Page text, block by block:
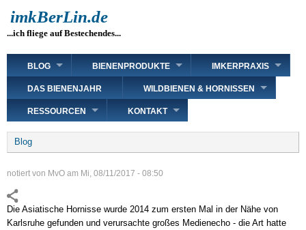
zum
Inhalt
imkBerLin.de
...ich fliege auf Bestechendes...
Main
navigation
BLOG BIENENPRODUKTE IMKERPRAXIS
DAS BIENENJAHR WILDBIENEN & HORNISSEN
RESSOURCEN KONTAKT
Breadcrumb
Blog
notiert von MvO am Mi, 08/11/2017 - 08:50
Die Asiatische Hornisse wurde 2014 zum ersten Mal in der Nähe von
Karlsruhe gefunden und verursachte großes Medienecho - die Art hatte